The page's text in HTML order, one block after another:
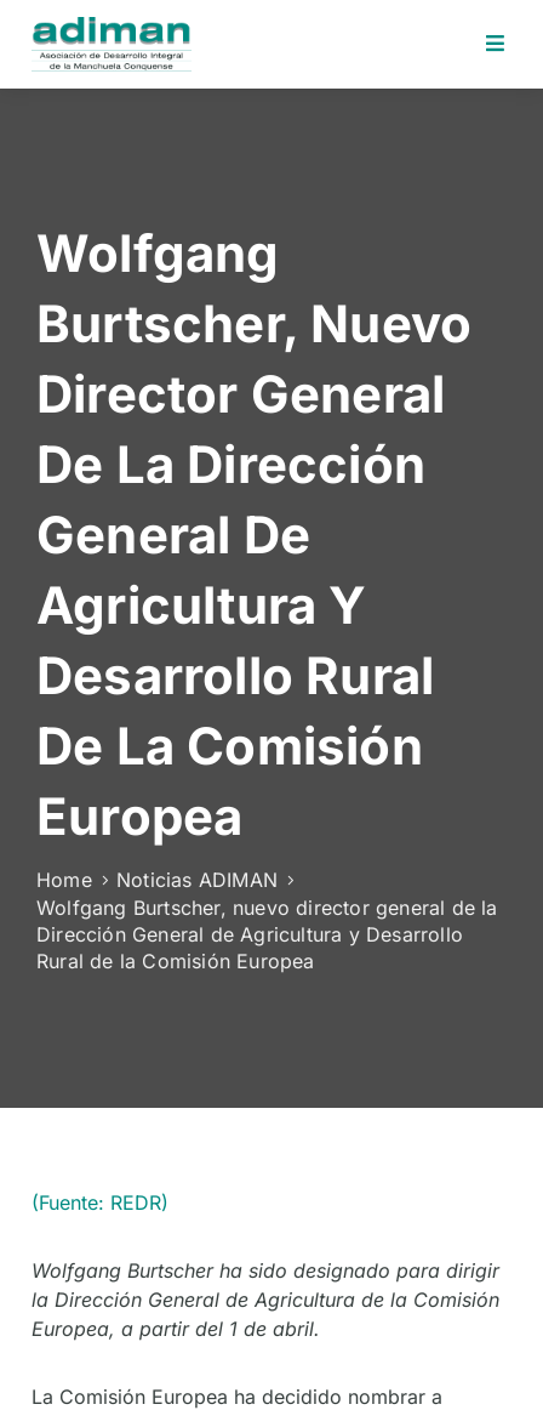
Desafios
Electrónica
Contratante
Noticias
Contacto
Area
Socios
Wolfgang
Burtscher, Nuevo
Director General
De La Dirección
General De
Agricultura Y
Desarrollo Rural
De La Comisión
Europea
Home
Noticias ADIMAN
Wolfgang Burtscher, nuevo director general de la
Dirección General de Agricultura y Desarrollo
Rural de la Comisión Europea
(Fuente: REDR)
Wolfgang Burtscher ha sido designado para dirigir
la Dirección General de Agricultura de la Comisión
Europea, a partir del 1 de abril.
La Comisión Europea ha decidido nombrar a